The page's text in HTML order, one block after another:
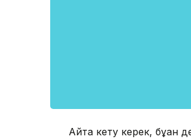
Айта кету керек, бұған